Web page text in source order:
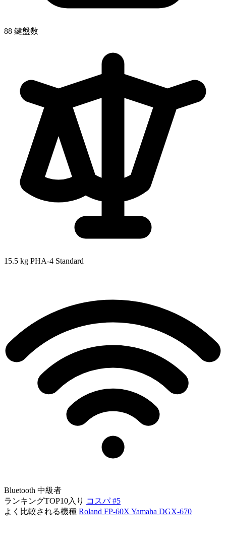
88 鍵盤数
15.5 kg PHA-4 Standard
Bluetooth 中級者
ランキングTOP10入り コスパ #5
よく比較される機種 Roland FP-60X Yamaha DGX-670